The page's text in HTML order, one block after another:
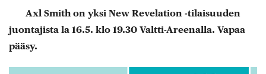
Axl Smith on yksi New Revelation -tilaisuuden
juontajista la 16.5. klo 19.30 Valtti-Areenalla. Vapaa
pääsy.